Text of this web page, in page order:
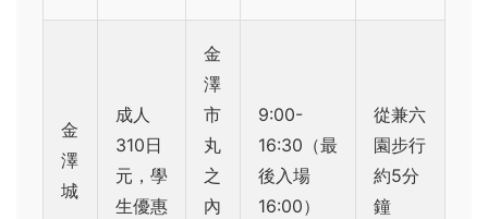
金
澤
城
成人
310日
元，學
生優惠
金
澤
市
丸
之
內
9:00-
16:30（最
後入場
16:00）
從兼六
園步行
約5分
鐘